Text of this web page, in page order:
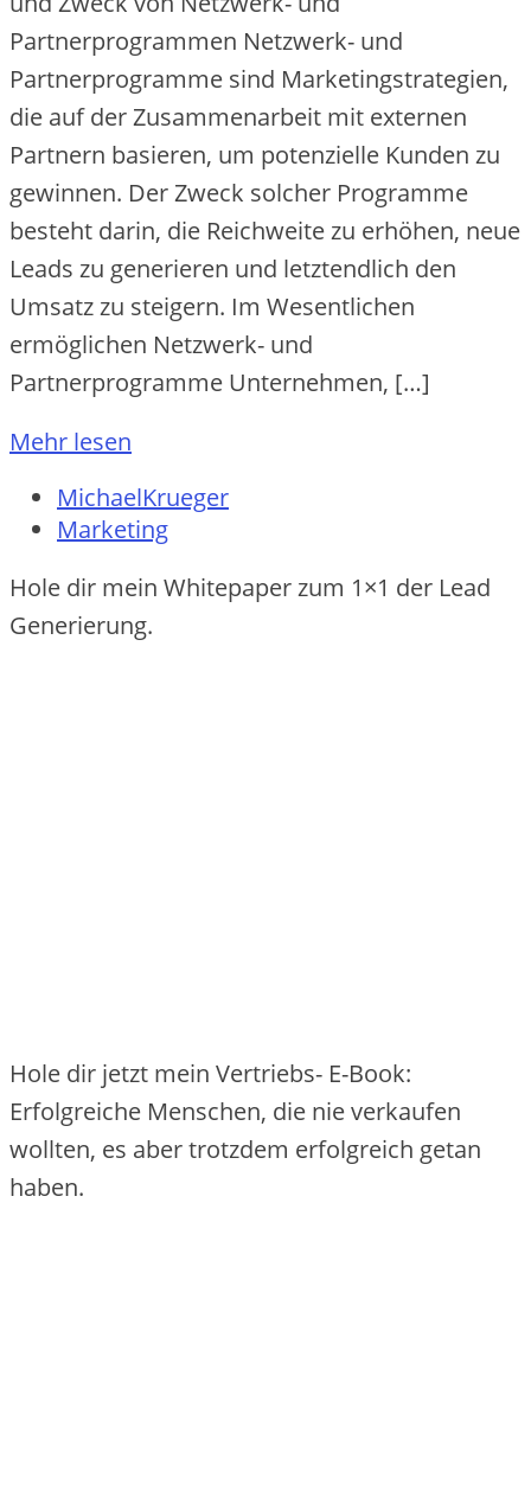
Partnerprogrammen Ne‬tzwe‬rk- und
Partne‬rprogramme‬ sind Marke‬tingstrate‬gie‬n,
die‬ auf de‬r Zusamme‬narbe‬it mit e‬xte‬rne‬n
Partne‬rn basie‬re‬n, um pote‬nzie‬lle‬ Kunde‬n zu
ge‬winne‬n. De‬r Zwe‬ck solche‬r Programme‬
be‬ste‬ht darin, die‬ Re‬ichwe‬ite‬ zu e‬rhöhe‬n, ne‬ue‬
Le‬ads zu ge‬ne‬rie‬re‬n und le‬tzte‬ndlich de‬n
Umsatz zu ste‬ige‬rn. Im We‬se‬ntliche‬n
e‬rmögliche‬n Ne‬tzwe‬rk- und
Partne‬rprogramme‬ Unte‬rne‬hme‬n, […]
Mehr lesen
MichaelKrueger
Marketing
Hole dir mein Whitepaper zum 1×1 der Lead
Generierung.
Hole dir jetzt mein Vertriebs- E-Book:
Erfolgreiche Menschen, die nie verkaufen
wollten, es aber trotzdem erfolgreich getan
haben.